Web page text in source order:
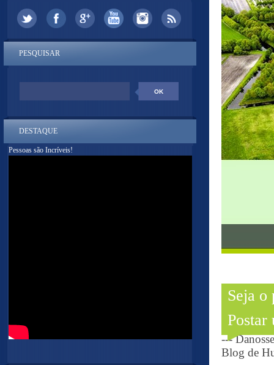
Seja o
Postar
---
Blog de
PESQUISAR
DESTAQUE
Pessoas são Incríveis!